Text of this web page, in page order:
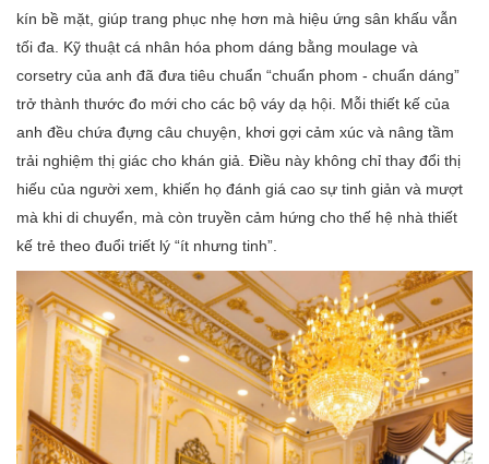
kín bề mặt, giúp trang phục nhẹ hơn mà hiệu ứng sân khấu vẫn
tối đa. Kỹ thuật cá nhân hóa phom dáng bằng moulage và
corsetry của anh đã đưa tiêu chuẩn “chuẩn phom - chuẩn dáng”
trở thành thước đo mới cho các bộ váy dạ hội. Mỗi thiết kế của
anh đều chứa đựng câu chuyện, khơi gợi cảm xúc và nâng tầm
trải nghiệm thị giác cho khán giả. Điều này không chỉ thay đổi thị
hiếu của người xem, khiến họ đánh giá cao sự tinh giản và mượt
mà khi di chuyển, mà còn truyền cảm hứng cho thế hệ nhà thiết
kế trẻ theo đuổi triết lý “ít nhưng tinh”.